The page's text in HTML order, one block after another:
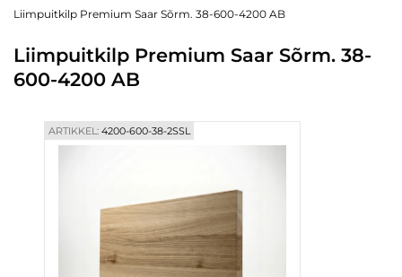
Meist
Kontaktid
Liimpuitkilp Premium Saar Sõrm. 38-600-4200 AB
Liimpuitkilp Premium Saar Sõrm. 38-
600-4200 AB
ARTIKKEL:4200-600-38-2SSL